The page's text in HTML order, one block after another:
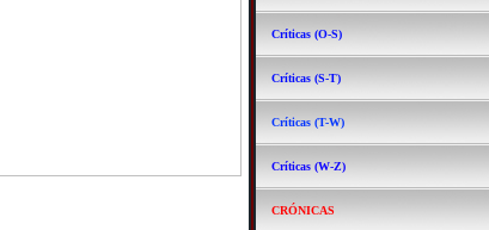
Críticas (O-S)
Críticas (S-T)
Críticas (T-W)
Críticas (W-Z)
CRÓNICAS